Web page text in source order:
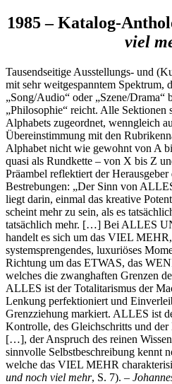
1985 – Katalog-
viel
Tausendseitige Ausstellungs- und
mit sehr weitgespanntem Spektrum,
„Song/Audio“ oder „Szene/Drama“
„Philosophie“ reicht. Alle Sektionen
Alphabets zugeordnet, wenngleich
Übereinstimmung mit den
Alphabet nicht wie gewohnt von A
quasi als Rundkette – von X bis Z
Präambel reflektiert der
Bestrebungen: „Der Sinn von
liegt darin, einmal das kreative
scheint mehr zu sein, als es
tatsächlich mehr. […] Bei ALLES
handelt es sich um das VIEL
systemsprengendes, luxuriöses
Richtung um das ETWAS, das
welches die zwanghaften Grenzen
ALLES ist der Totalitarismus der
Lenkung perfektioniert und
Grenzziehung markiert. ALLES ist
Kontrolle, des Gleichschritts und
[…], der Anspruch des reinen
sinnvolle Selbstbeschreibung kennt
welche das VIEL MEHR
und noch viel mehr, S. 7). –